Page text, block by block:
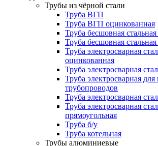
Трубы из чёрной стали
Труба ВГП
Труба ВГП оцинкованная
Труба бесшовная стальная
Труба бесшовная
Труба электросварная
оцинкованная
Труба электросварная
Труба электросварная
трубопроводов
Труба электросварная
Труба электросварная
прямоугольная
Труба б/у
Труба котельная
Трубы алюминиевые